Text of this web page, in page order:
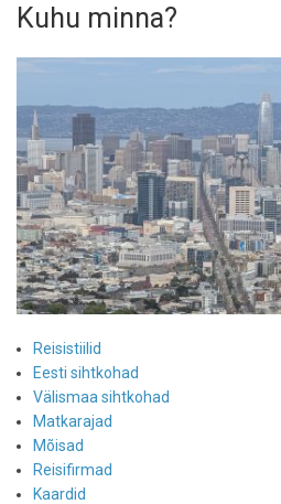
Kuhu minna?
Reisistiilid
Eesti sihtkohad
Välismaa sihtkohad
Matkarajad
Mõisad
Reisifirmad
Kaardid